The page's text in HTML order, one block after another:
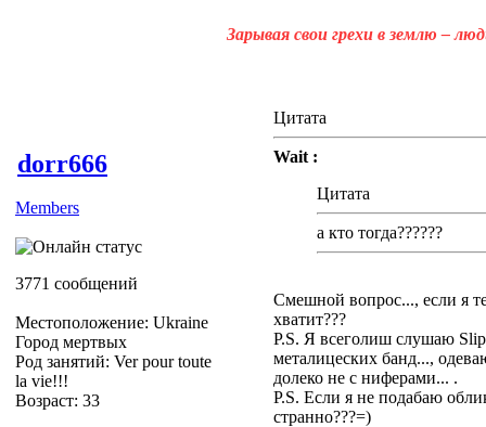
Зарывая свои грехи в землю –
dorr666
Members
3771 сообщений
Местоположение: Ukraine
Город мертвых
Род занятий: Ver pour toute
la vie!!!
Возраст: 33
Цитата
Wait :
Цитата
а кто тогда??????
Смешной вопрос..., если я
хватит???
P.S. Я всеголиш слушаю
металицеских банд...,
долеко не с ниферами... .
P.S. Если я не подабаю
странно???=)